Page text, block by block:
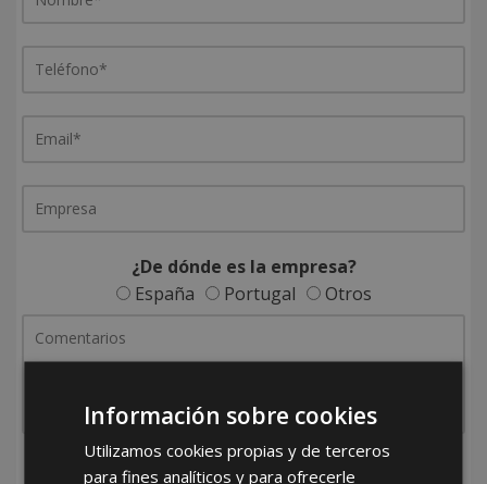
¿De dónde es la empresa?
España
Portugal Otros
He leído y acepto laPolítica de Privacidad
Información sobre cookies
Utilizamos cookies propias y de terceros
para fines analíticos y para ofrecerle